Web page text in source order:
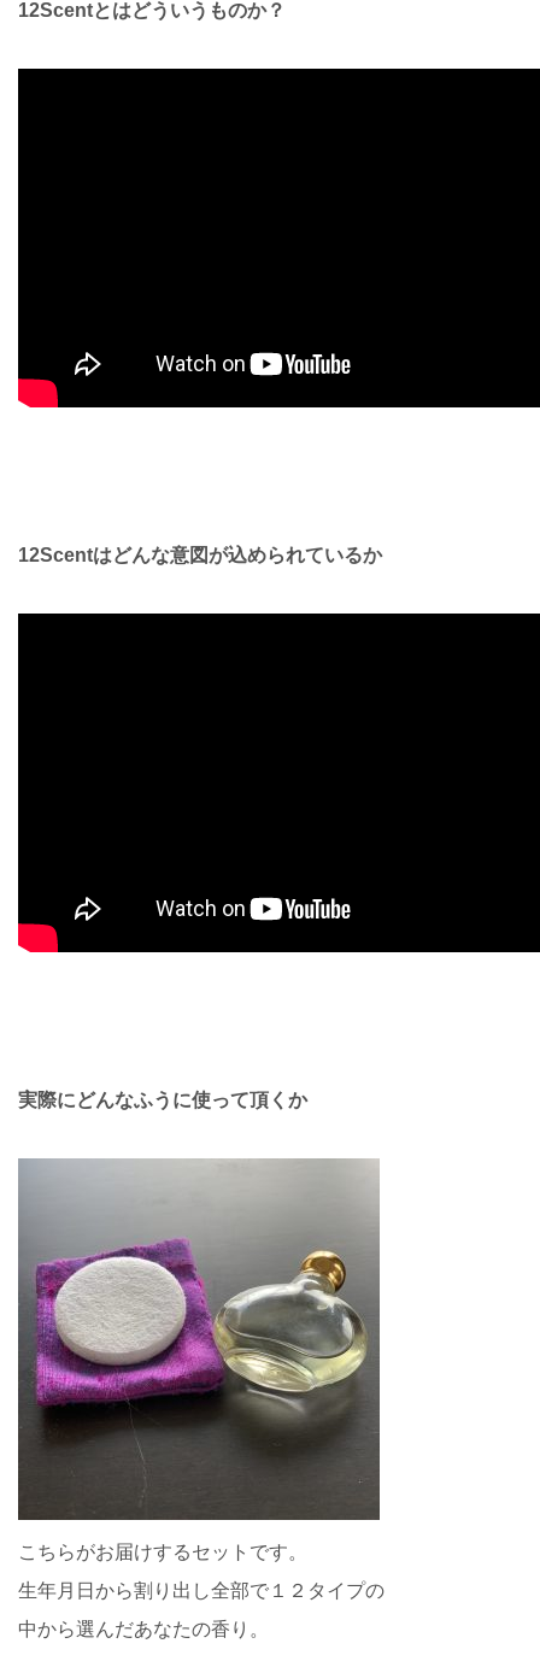
12Scentとはどういうものか？
12Scentはどんな意図が込められているか
実際にどんなふうに使って頂くか
こちらがお届けするセットです。
生年月日から割り出し全部で１２タイプの
中から選んだあなたの香り。